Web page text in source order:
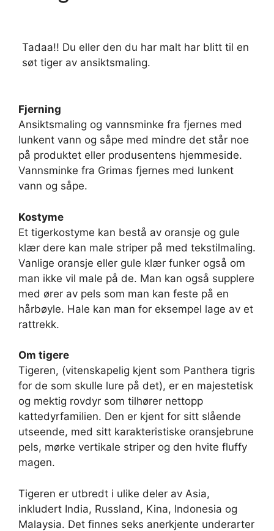
Tadaa!! Du eller den du har malt har blitt til en
søt tiger av ansiktsmaling.
Fjerning
Ansiktsmaling og vannsminke fra fjernes med
lunkent vann og såpe med mindre det står noe
på produktet eller produsentens hjemmeside.
Vannsminke fra Grimas fjernes med lunkent
vann og såpe.
Kostyme
Et tigerkostyme kan bestå av oransje og gule
klær dere kan male striper på med tekstilmaling.
Vanlige oransje eller gule klær funker også om
man ikke vil male på de. Man kan også supplere
med ører av pels som man kan feste på en
hårbøyle. Hale kan man for eksempel lage av et
rattrekk.
Om tigere
Tigeren, (vitenskapelig kjent som Panthera tigris
for de som skulle lure på det), er en majestetisk
og mektig rovdyr som tilhører nettopp
kattedyrfamilien. Den er kjent for sitt slående
utseende, med sitt karakteristiske oransjebrune
pels, mørke vertikale striper og den hvite fluffy
magen.
Tigeren er utbredt i ulike deler av Asia,
inkludert India, Russland, Kina, Indonesia og
Malaysia. Det finnes seks anerkjente underarter